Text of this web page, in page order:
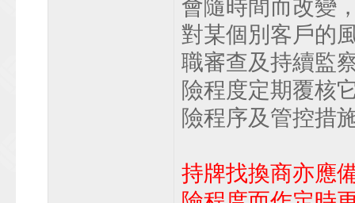
會隨時間而改變
對某個別客戶的
職審查及持續監
險程度定期覆核
險程序及管控措
持牌找換商亦應